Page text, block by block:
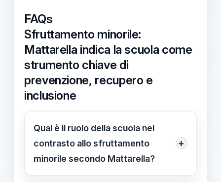
FAQs
Sfruttamento minorile:
Mattarella indica la scuola come
strumento chiave di
prevenzione, recupero e
inclusione
Qual è il ruolo della scuola nel
contrasto allo sfruttamento
minorile secondo Mattarella?
+
Secondo Mattarella, la scuola è lo